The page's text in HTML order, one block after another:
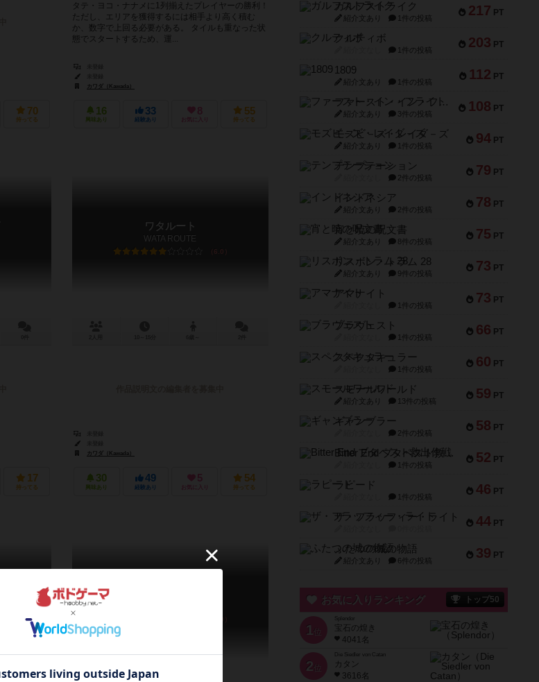
70
持ってる
タテ・ヨコ・ナナメに1列揃えたプレイヤーの勝利！
ただし、エリアを獲得するには相手より高く積む
か、数字で上回る必要がある。 タイルも重なった状
態でスタートするため、運...
カワダ（Kawada）
16
興味あり
33
経験あり
8
お気に入り
55
持ってる
17
持ってる
ワタルート
WATA ROUTE
6.0
カワダ（Kawada）
30
興味あり
49
経験あり
5
お気に入り
54
持ってる
6.0
217 PT
ガルフストライク
紹介文あり 1件の投稿
203 PT
クルティボ
1件の投稿
112 PT
1809
紹介文あり 1件の投稿
108 PT
ファースト・イン・フライト
紹介文あり 3件の投稿
94 PT
モズビ－ズ・レイダ－ズ
紹介文あり 1件の投稿
79 PT
テンプテーション
2件の投稿
78 PT
インドネシア
紹介文あり 2件の投稿
75 PT
宵と暁の呪文書
紹介文あり 8件の投稿
73 PT
リスボン・トラム 28
紹介文あり 9件の投稿
73 PT
アマナイト
1件の投稿
66 PT
ブラヴェスト
1件の投稿
60 PT
スペクタキュラー
1件の投稿
59 PT
スモールワールド
紹介文あり 13件の投稿
58 PT
ギャンブラー
2件の投稿
52 PT
Bitter End ブタペスト救出作戦
1件の投稿
46 PT
ラピード
1件の投稿
44 PT
ザ・フラッフィー・ライト
39 PT
ふたつの城の物語
紹介文あり 6件の投稿
お気に入りランキング トップ50
1 位
宝石の煌き
4041名
2 位
Die Siedler von Catan
カタン
3616名